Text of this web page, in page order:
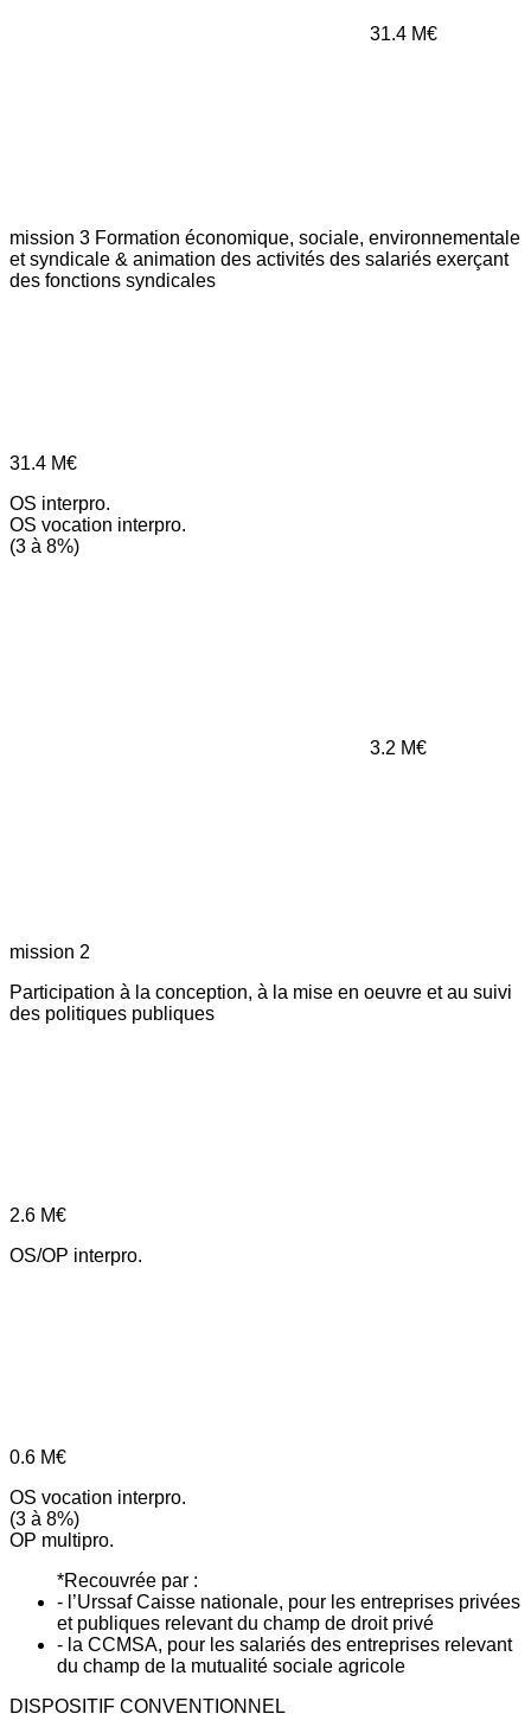
31.4 M€
mission 3 Formation économique, sociale, environnementale
et syndicale & animation des activités des salariés exerçant
des fonctions syndicales
31.4 M€
OS interpro.
OS vocation interpro.
(3 à 8%)
3.2 M€
mission 2
Participation à la conception, à la mise en oeuvre et au suivi
des politiques publiques
2.6 M€
OS/OP interpro.
0.6 M€
OS vocation interpro.
(3 à 8%)
OP multipro.
*Recouvrée par :
- l’Urssaf Caisse nationale, pour les entreprises privées
et publiques relevant du champ de droit privé
- la CCMSA, pour les salariés des entreprises relevant
du champ de la mutualité sociale agricole
DISPOSITIF CONVENTIONNEL